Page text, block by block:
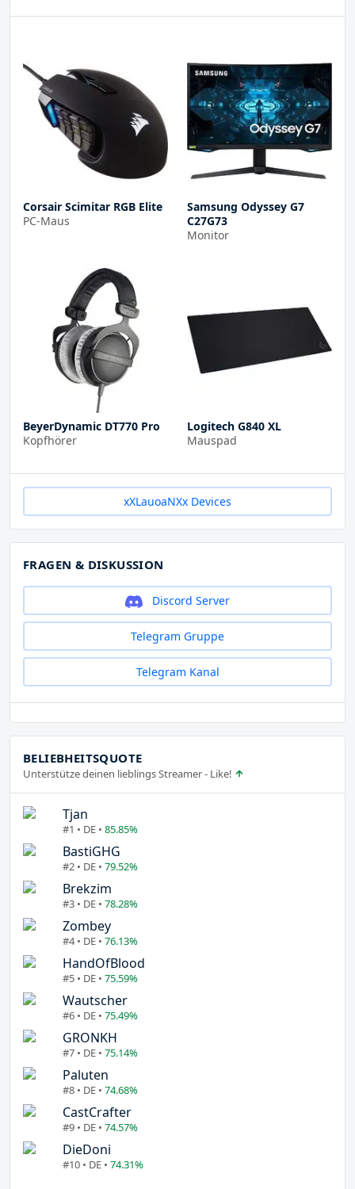
Corsair Scimitar RGB Elite
PC-Maus
Samsung Odyssey G7
C27G73
Monitor
BeyerDynamic DT770 Pro
Kopfhörer
Logitech G840 XL
Mauspad
xXLauoaNXx Devices
FRAGEN & DISKUSSION
Discord Server
Telegram Gruppe
Telegram Kanal
BELIEBHEITSQUOTE
Unterstütze deinen lieblings Streamer - Like!
Tjan
#1 • DE • 85.85%
BastiGHG
#2 • DE • 79.52%
Brekzim
#3 • DE • 78.28%
Zombey
#4 • DE • 76.13%
HandOfBlood
#5 • DE • 75.59%
Wautscher
#6 • DE • 75.49%
GRONKH
#7 • DE • 75.14%
Paluten
#8 • DE • 74.68%
CastCrafter
#9 • DE • 74.57%
DieDoni
#10 • DE • 74.31%